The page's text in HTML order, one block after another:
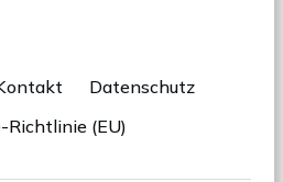
Datenschutz
Richtlinie (EU)